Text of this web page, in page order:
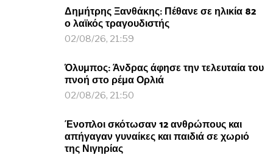
Δημήτρης Ξανθάκης: Πέθανε σε ηλικία 82
ο λαϊκός τραγουδιστής
02/08/26, 21:59
Όλυμπος: Άνδρας άφησε την τελευταία του
πνοή στο ρέμα Ορλιά
02/08/26, 21:50
Ένοπλοι σκότωσαν 12 ανθρώπους και
απήγαγαν γυναίκες και παιδιά σε χωριό
της Νιγηρίας